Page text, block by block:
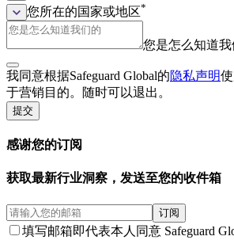
您所在的国家或地区*
您是怎么知道我
我同意根据Safeguard Global的隐私声明
于营销目的。随时可以退出。
提交
感谢您的订阅
获取最新行业洞察，发送至您的收件箱
订阅
填写邮箱即代表本人同意 Safeguard